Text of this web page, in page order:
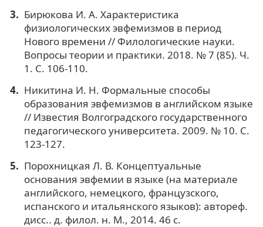
Бирюкова И. А. Характеристика
физиологических эвфемизмов в период
Нового времени // Филологические науки.
Вопросы теории и практики. 2018. № 7 (85). Ч.
1. С. 106-110.
Никитина И. Н. Формальные способы
образования эвфемизмов в английском языке
// Известия Волгоградского государственного
педагогического университета. 2009. № 10. С.
123-127.
Порохницкая Л. В. Концептуальные
основания эвфемии в языке (на материале
английского, немецкого, французского,
испанского и итальянского языков): автореф.
дисс.. д. филол. н. М., 2014. 46 с.